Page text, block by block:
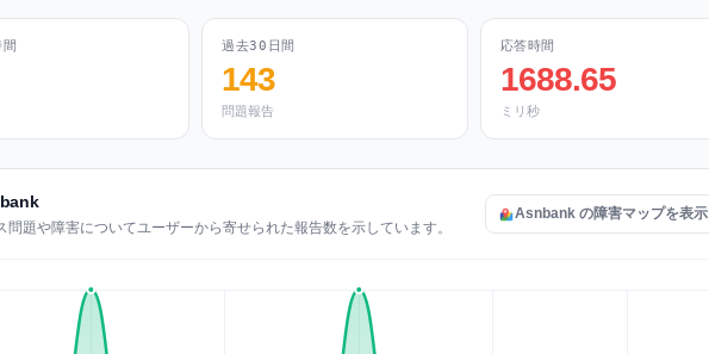
過去30日間
143
問題報告
応答時間
1688.65
ミリ秒
題や障害についてユーザーから寄せられた報告数を示しています。
Asnbank の障害マップを表示